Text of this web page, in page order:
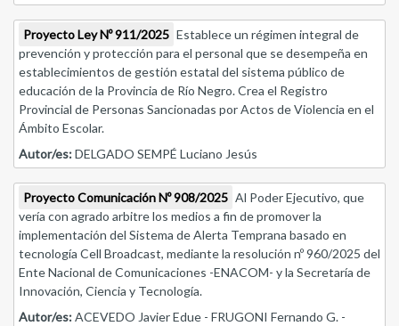
Proyecto Ley Nº 911/2025 Establece un régimen integral de
prevención y protección para el personal que se desempeña en
establecimientos de gestión estatal del sistema público de
educación de la Provincia de Río Negro. Crea el Registro
Provincial de Personas Sancionadas por Actos de Violencia en el
Ámbito Escolar.
Autor/es:DELGADO SEMPÉ Luciano Jesús
Proyecto Comunicación Nº 908/2025 Al Poder Ejecutivo, que
vería con agrado arbitre los medios a fin de promover la
implementación del Sistema de Alerta Temprana basado en
tecnología Cell Broadcast, mediante la resolución nº 960/2025 del
Ente Nacional de Comunicaciones -ENACOM- y la Secretaría de
Innovación, Ciencia y Tecnología.
Autor/es:ACEVEDO Javier Edue - FRUGONI Fernando G. -